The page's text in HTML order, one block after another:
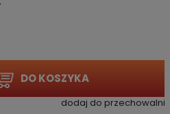
DO KOSZYKA
dodaj do przechowalni